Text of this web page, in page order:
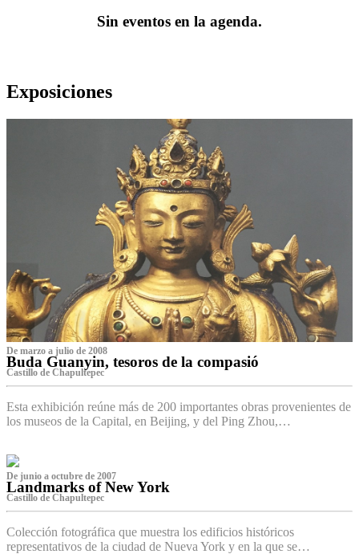
Sin eventos en la agenda.
Exposiciones
De marzo a julio de 2008
Buda Guanyin, tesoros de la compasió
Castillo de Chapultepec
Esta exhibición reúne más de 200 importantes obras provenientes de
los museos de la Capital, en Beijing, y del Ping Zhou,…
De junio a octubre de 2007
Landmarks of New York
Castillo de Chapultepec
Colección fotográfica que muestra los edificios históricos
representativos de la ciudad de Nueva York y en la que se…